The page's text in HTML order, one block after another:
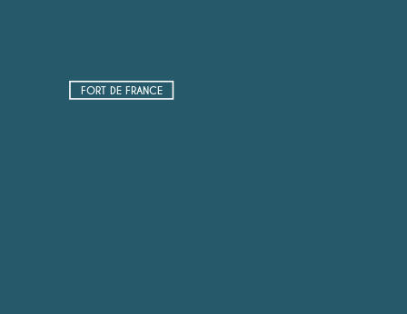
FORT DE FRANCE